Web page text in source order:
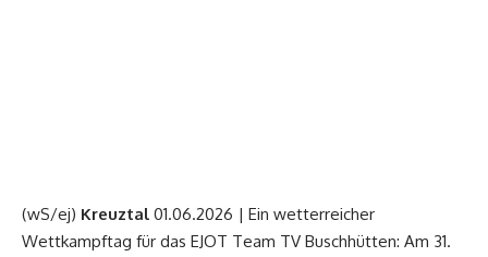
(wS/ej) Kreuztal 01.06.2026 | Ein wetterreicher
Wettkampftag für das EJOT Team TV Buschhütten: Am 31.